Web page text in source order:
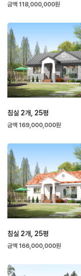
금액 118,000,000원
침실 2개, 25평
금액 169,000,000원
침실 2개, 25평
금액 166,000,000원